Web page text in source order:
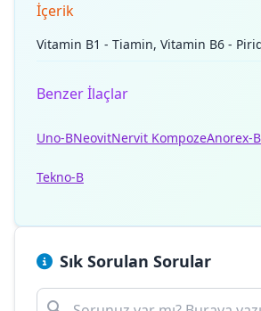
İçerik
Vitamin B1 - Tiamin, Vitamin B6 -
Benzer İlaçlar
Uno-BNeovitNervit KompozeAnorex-B
Tekno-B
Sık Sorulan Sorular